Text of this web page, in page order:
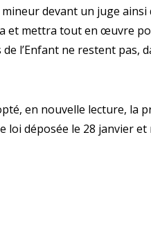
devant un juge
et mettra tout en œuvre
l’Enfant ne restent pas,
en nouvelle lecture, la
loi déposée le 28 janvier